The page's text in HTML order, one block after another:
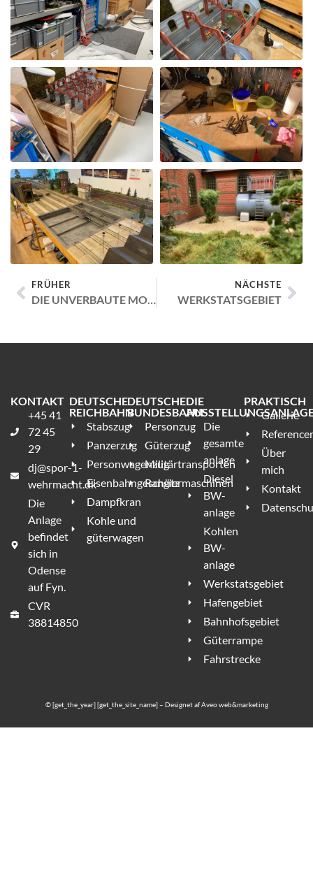
FRÜHER NÄCHSTE
WERKSTATSGEBIET
KONTAKT
+45 41
72 45
29
dj@spor-1-
wehrmacht.dk
Die
Anlage
befindet
sich in
Odense
auf Fyn.
CVR
38814850
DEUTSCHE
REICHBAHN
Stabszug
Panzerzug
Personwagenzug
Eisenbahngeschütz
Dampfkran
Kohle und
güterwagen
DEUTSCHE
BUNDESBAHN
Personzug
Güterzug
Militärtransporten
Rangiermaschinen
DIE
Die
gesamte
anlage
Diesel
BW-
anlage
Kohlen
BW-
anlage
Werkstatsgebiet
Hafengebiet
Bahnhofsgebiet
Güterrampe
Fahrstrecke
PRAKTISCH
Gallerie
Über
mich
Kontakt
© [get_the_year] [get_the_site_name] – Designet afAveo web&marketing